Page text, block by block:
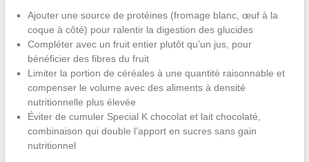
Ajouter une source de protéines (fromage blanc, œuf à la
coque à côté) pour ralentir la digestion des glucides
Compléter avec un fruit entier plutôt qu’un jus, pour
bénéficier des fibres du fruit
Limiter la portion de céréales à une quantité raisonnable et
compenser le volume avec des aliments à densité
nutritionnelle plus élevée
Éviter de cumuler Special K chocolat et lait chocolaté,
combinaison qui double l’apport en sucres sans gain
nutritionnel